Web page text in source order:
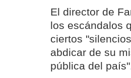
El director de
los escándalos
ciertos
abdicar de su
pública del